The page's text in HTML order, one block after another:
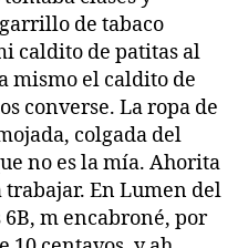
de tabaco
caldito de patitas al
mismo el caldito de
converse. La ropa de
colgada del
no es la mía. Ahorita
trabajar. En Lumen del
m encabroné, por